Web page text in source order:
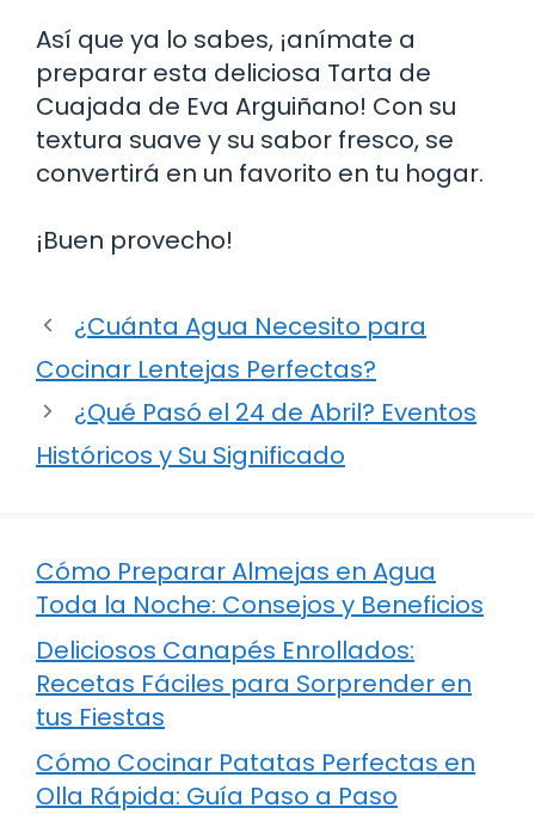
Así que ya lo sabes, ¡anímate a
preparar esta deliciosa Tarta de
Cuajada de Eva Arguiñano! Con su
textura suave y su sabor fresco, se
convertirá en un favorito en tu hogar.
¡Buen provecho!
¿Cuánta Agua Necesito para
Cocinar Lentejas Perfectas?
¿Qué Pasó el 24 de Abril? Eventos
Históricos y Su Significado
Cómo Preparar Almejas en Agua
Toda la Noche: Consejos y Beneficios
Deliciosos Canapés Enrollados:
Recetas Fáciles para Sorprender en
tus Fiestas
Cómo Cocinar Patatas Perfectas en
Olla Rápida: Guía Paso a Paso